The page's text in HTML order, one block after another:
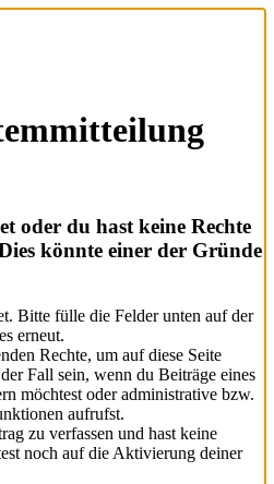
oder du hast keine Rechte
könnte einer der Gründe
Bitte fülle die Felder unten auf der
erneut.
Rechte, um auf diese Seite
Fall sein, wenn du Beiträge eines
möchtest oder administrative bzw.
aufrufst.
zu verfassen und hast keine
noch auf die Aktivierung deiner